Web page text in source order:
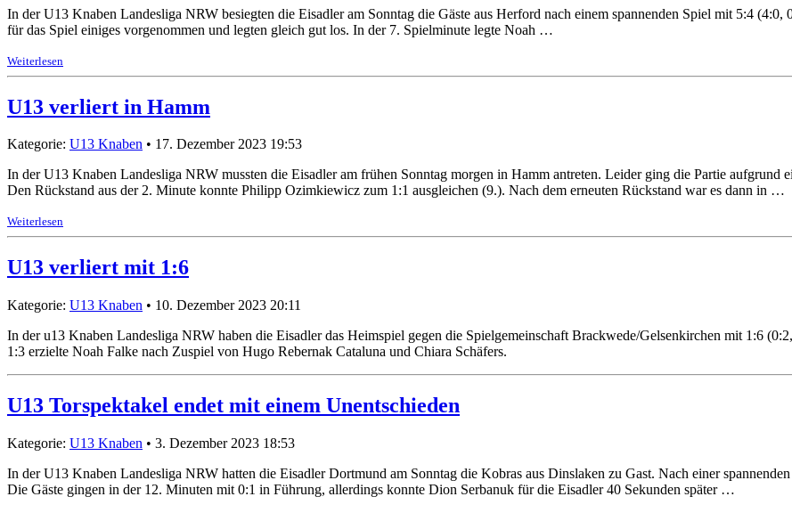
In der U13 Knaben Landesliga NRW besiegten die Eisadler am Sonntag die Gäste aus Herford nach einem spannenden Spiel mit 5:4
für das Spiel einiges vorgenommen und legten gleich gut los. In der 7. Spielminute legte Noah …
Weiterlesen
U13 verliert in Hamm
Kategorie: U13 Knaben • 17. Dezember 2023 19:53
In der U13 Knaben Landesliga NRW mussten die Eisadler am frühen Sonntag morgen in Hamm antreten. Leider ging die Partie aufgrund
Den Rückstand aus der 2. Minute konnte Philipp Ozimkiewicz zum 1:1 ausgleichen (9.). Nach dem erneuten Rückstand war es dann in …
Weiterlesen
U13 verliert mit 1:6
Kategorie: U13 Knaben • 10. Dezember 2023 20:11
In der u13 Knaben Landesliga NRW haben die Eisadler das Heimspiel gegen die Spielgemeinschaft Brackwede/Gelsenkirchen mit 1:6
1:3 erzielte Noah Falke nach Zuspiel von Hugo Rebernak Cataluna und Chiara Schäfers.
U13 Torspektakel endet mit einem Unentschieden
Kategorie: U13 Knaben • 3. Dezember 2023 18:53
In der U13 Knaben Landesliga NRW hatten die Eisadler Dortmund am Sonntag die Kobras aus Dinslaken zu Gast. Nach einer
Die Gäste gingen in der 12. Minuten mit 0:1 in Führung, allerdings konnte Dion Serbanuk für die Eisadler 40 Sekunden später …